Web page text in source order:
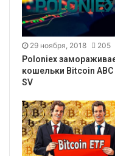
29 ноября, 2018 205
Poloniex
кошельки Bitcoin ABC
SV